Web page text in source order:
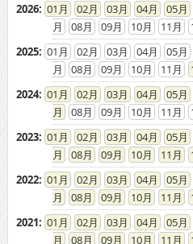
2026: 01 02 03 04 05
08
09 10 11
2025: 01 02 03 04 05
08
09 10 11
2024: 01 02 03 04 05
08
09 10 11
2023: 01 02 03 04 05
08
09 10 11
2022: 01 02 03 04 05
08
09 10 11
2021: 01 02 03 04 05
08
09 10 11